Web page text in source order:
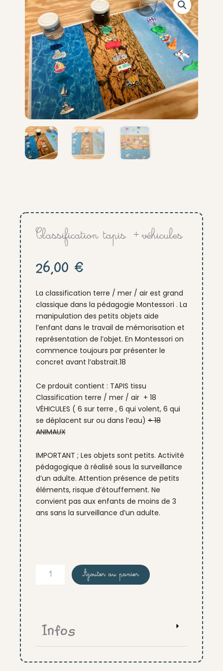
Classification tapis +véhicules
26,00 €
La classification terre / mer / air est grand
classique dans la pédagogie Montessori . La
manipulation des petits objets aide
l’enfant dans le travail de mémorisation et
représentation de l’objet. En Montessori on
commence toujours par présenter le
concret avant l’abstrait.18
Ce prdouit contient : TAPIS tissu
Classification terre / mer / air + 18
VÉHICULES ( 6 sur terre , 6 qui volent, 6 qui
se déplacent sur ou dans l’eau) + 18
ANIMAUX
IMPORTANT ; Les objets sont petits. Activité
pédagogique à réalisé sous la surveillance
d’un adulte. Attention présence de petits
éléments, risque d’étouffement. Ne
convient pas aux enfants de moins de 3
ans sans la surveillance d’un adulte.
quantité
Ajouter au panier
Infos